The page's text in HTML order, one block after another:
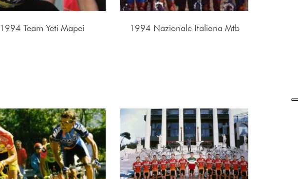
1994 Team Yeti Mapei 1994 Nazionale Italiana Mtb